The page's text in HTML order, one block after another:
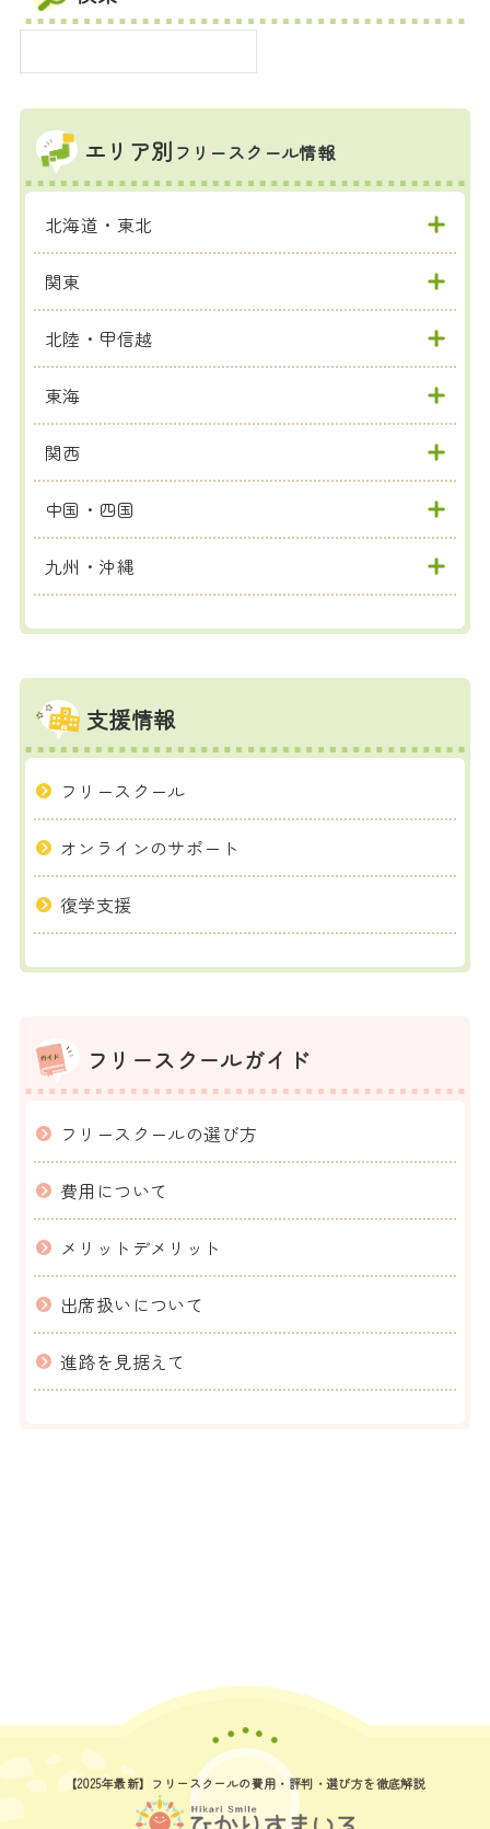
エリア別 フリースクール情報
北海道・東北
関東
北陸・甲信越
東海
関西
中国・四国
九州・沖縄
支援情報
フリースクール
オンラインのサポート
復学支援
フリースクールガイド
フリースクールの選び方
費用について
メリットデメリット
出席扱いについて
進路を見据えて
【2025年最新】フリースクールの費用 ・評判・選び方を徹底解説